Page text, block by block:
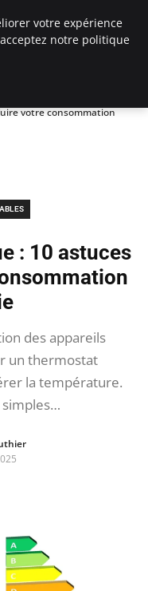
votre consommation
: 10 astuces
des appareils
un thermostat
la température.
votre expérience
notre politique